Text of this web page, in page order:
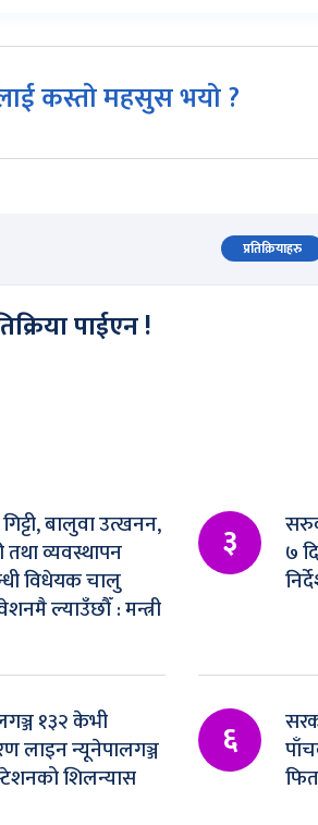
कस्तो महसुस भयो ?
प्रतिक्रियाहरु
पाईएन !
बालुवा उत्खनन,
तथा व्यवस्थापन
विधेयक चालु
ल्याउँछौँ : मन्त्री
३
७
१३२ केभी
लाइन न्यूनेपालगञ्ज
शिलन्यास
६